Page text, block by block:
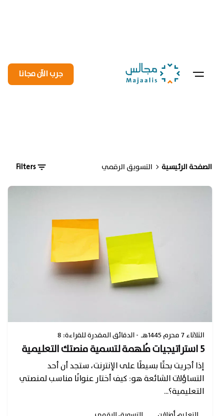
جرب الآن مجانا
الصفحة الرئيسية التسويق الرقمي Filters
الثلاثاء 7 محرم 1445هـ 8 :الدقائق المقدرة للقراءة -
5 استراتيجيات مُلهمة لتسمية منصتك التعليمية
إذا أجريت بحثًا بسيطًا على الإنترنت، ستجد أن أحد
التساؤلات الشائعة هو: كيف أختار عنوانًا مناسب لمنصتي
التعليمية؟...